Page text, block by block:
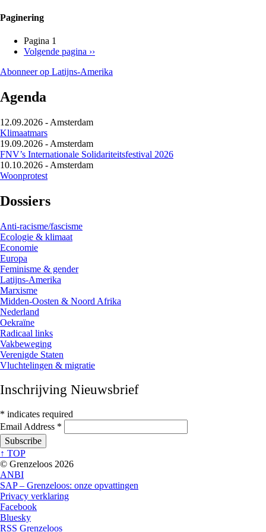
Paginering
Pagina 1
Volgende pagina ››
Abonneer op Latijns-Amerika
Agenda
12.09.2026 - Amsterdam
Klimaatmars
19.09.2026 - Amsterdam
FNV’s Internationale Solidariteitsfestival 2026
10.10.2026 - Amsterdam
Woonprotest
Dossiers
Anti-racisme/fascisme
Ecologie & klimaat
Economie
Europa
Feminisme & gender
Latijns-Amerika
Marxisme
Midden-Oosten & Noord Afrika
Nederland
Oekraïne
Radicaal links
Vakbeweging
Verenigde Staten
Vluchtelingen & migratie
Inschrijving Nieuwsbrief
* indicates required
Email Address *
↑ TOP
© Grenzeloos 2026
ANBI
SAP – Grenzeloos: onze opvattingen
Privacy verklaring
Facebook
Bluesky
RSS Grenzeloos